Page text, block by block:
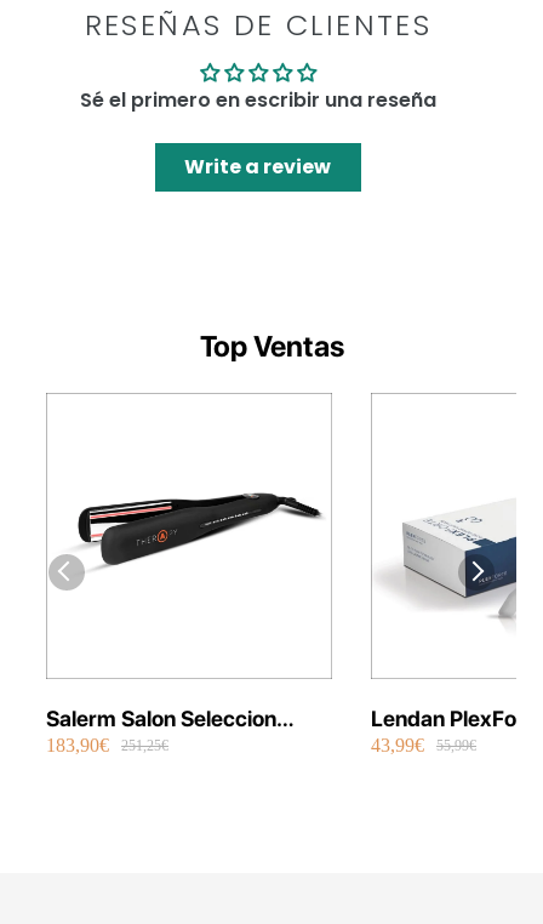
RESEÑAS DE CLIENTES
Sé el primero en escribir una reseña
Write a review
Top Ventas
Salerm Salon Seleccion
Plancha Infrarrojos Therapy
183,90€ 251,25€
Lendan
Repair Shot
43,99€ 55,99€